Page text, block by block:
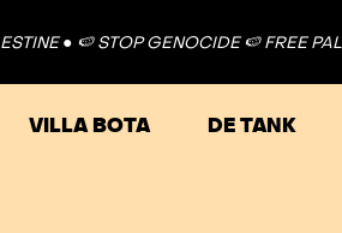
🍉 STOP GENOCIDE 🍉 FREE PALESTINE ●
VILLA BOTA DE TANK